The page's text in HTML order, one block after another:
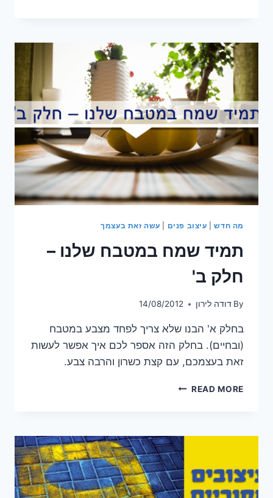
מה חדש| עיצוב פנים עשה זאת בעצמך
תמיד שמח במטבח שלנו –
חלק ב'
By דודה לירון 14/08/2012
בחלק א' הבנו שלא צריך לפחד מצבע במטבח
(ובחיים). בחלק הזה אספר לכם איך אפשר לעשות
זאת בעצמכם, עם קצת כשרון והרבה צבע.
READ MOREתמיד
–
חלק
ב'